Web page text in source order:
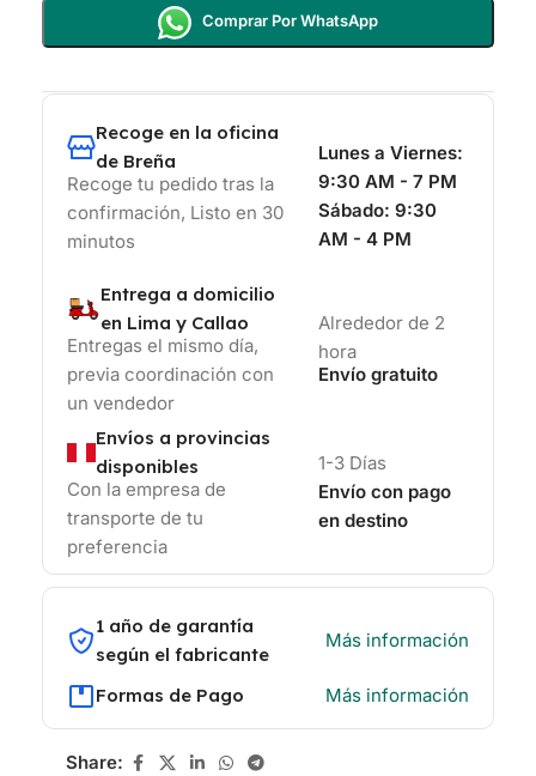
Comprar Por WhatsApp
Recoge en la oficina
de Breña
Recoge tu pedido tras la
confirmación, Listo en 30
minutos
Lunes a Viernes:
9:30 AM - 7 PM
Sábado: 9:30
AM - 4 PM
Entrega a domicilio
en Lima y Callao
Entregas el mismo día,
previa coordinación con
un vendedor
Alrededor de 2
hora
Envío gratuito
Envíos a provincias
disponibles
Con la empresa de
transporte de tu
preferencia
1-3 Días
Envío con pago
en destino
1 año de garantía
según el fabricante
Más información
Formas de Pago Más información
Share: